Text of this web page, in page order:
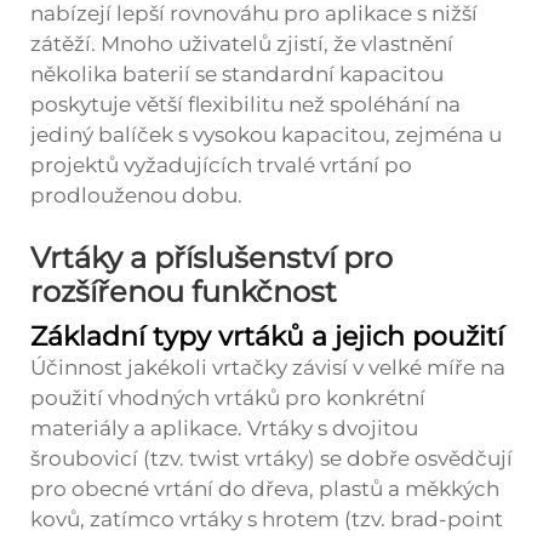
nabízejí lepší rovnováhu pro aplikace s nižší
zátěží. Mnoho uživatelů zjistí, že vlastnění
několika baterií se standardní kapacitou
poskytuje větší flexibilitu než spoléhání na
jediný balíček s vysokou kapacitou, zejména u
projektů vyžadujících trvalé vrtání po
prodlouženou dobu.
Vrtáky a příslušenství pro
rozšířenou funkčnost
Základní typy vrtáků a jejich použití
Účinnost jakékoli vrtačky závisí v velké míře na
použití vhodných vrtáků pro konkrétní
materiály a aplikace. Vrtáky s dvojitou
šroubovicí (tzv. twist vrtáky) se dobře osvědčují
pro obecné vrtání do dřeva, plastů a měkkých
kovů, zatímco vrtáky s hrotem (tzv. brad-point